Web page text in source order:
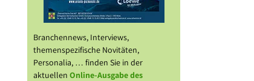
Branchennews, Interviews,
themenspezifische Novitäten,
Personalia, … finden Sie in der
aktuellen Online-Ausgabe des